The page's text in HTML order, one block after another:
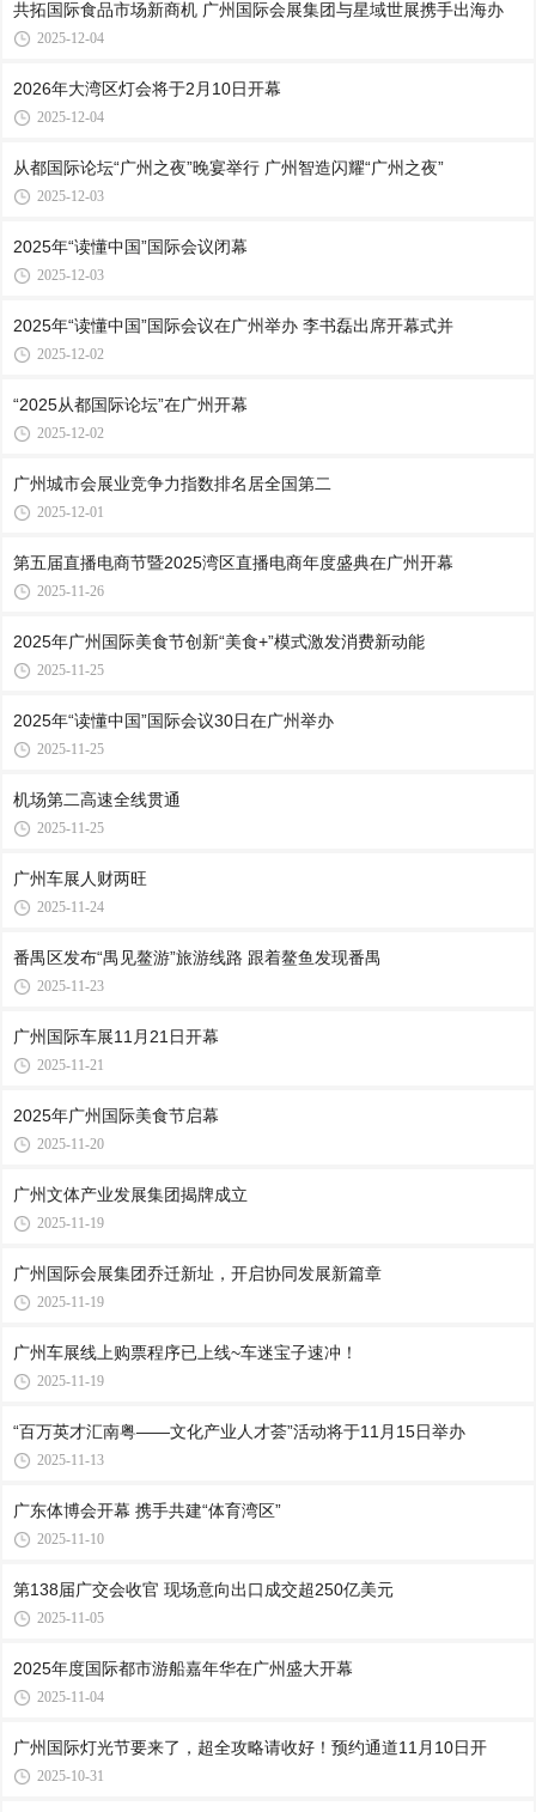
共拓国际食品市场新商机 广州国际会展集团与星域世展携手出海办
2025-12-04
2026年大湾区灯会将于2月10日开幕
2025-12-04
从都国际论坛“广州之夜”晚宴举行 广州智造闪耀“广州之夜”
2025-12-03
2025年“读懂中国”国际会议闭幕
2025-12-03
2025年“读懂中国”国际会议在广州举办 李书磊出席开幕式并
2025-12-02
“2025从都国际论坛”在广州开幕
2025-12-02
广州城市会展业竞争力指数排名居全国第二
2025-12-01
第五届直播电商节暨2025湾区直播电商年度盛典在广州开幕
2025-11-26
2025年广州国际美食节创新“美食+”模式激发消费新动能
2025-11-25
2025年“读懂中国”国际会议30日在广州举办
2025-11-25
机场第二高速全线贯通
2025-11-25
广州车展人财两旺
2025-11-24
番禺区发布“禺见鳌游”旅游线路 跟着鳌鱼发现番禺
2025-11-23
广州国际车展11月21日开幕
2025-11-21
2025年广州国际美食节启幕
2025-11-20
广州文体产业发展集团揭牌成立
2025-11-19
广州国际会展集团乔迁新址，开启协同发展新篇章
2025-11-19
广州车展线上购票程序已上线~车迷宝子速冲！
2025-11-19
“百万英才汇南粤——文化产业人才荟”活动将于11月15日举办
2025-11-13
广东体博会开幕 携手共建“体育湾区”
2025-11-10
第138届广交会收官 现场意向出口成交超250亿美元
2025-11-05
2025年度国际都市游船嘉年华在广州盛大开幕
2025-11-04
广州国际灯光节要来了，超全攻略请收好！预约通道11月10日开
2025-10-31